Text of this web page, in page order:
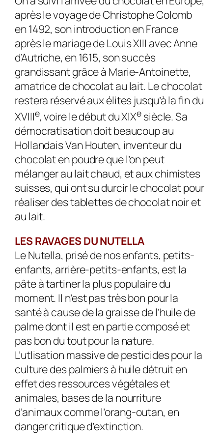
après le voyage de Christophe Colomb
en 1492, son introduction en France
après le mariage de Louis XIII avec Anne
d’Autriche, en 1615, son succès
grandissant grâce à Marie-Antoinette,
amatrice de chocolat au lait. Le chocolat
restera réservé aux élites jusqu’à la fin du
XVIIIe, voire le début du XIXe siècle. Sa
démocratisation doit beaucoup au
Hollandais Van Houten, inventeur du
chocolat en poudre que l’on peut
mélanger au lait chaud, et aux chimistes
suisses, qui ont su durcir le chocolat pour
réaliser des tablettes de chocolat noir et
au lait.
LES RAVAGES DU NUTELLA
Le Nutella, prisé de nos enfants, petits-
enfants, arrière-petits-enfants, est la
pâte à tartiner la plus populaire du
moment. Il n’est pas très bon pour la
santé à cause de la graisse de l’huile de
palme dont il est en partie composé et
pas bon du tout pour la nature.
L’utlisation massive de pesticides pour la
culture des palmiers à huile détruit en
effet des ressources végétales et
animales, bases de la nourriture
d’animaux comme l’orang-outan, en
danger critique d’extinction.